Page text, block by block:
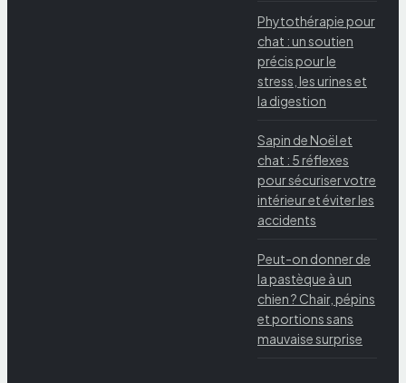
Phytothérapie pour
chat : un soutien
précis pour le
stress, les urines et
la digestion
Sapin de Noël et
chat : 5 réflexes
pour sécuriser votre
intérieur et éviter les
accidents
Peut-on donner de
la pastèque à un
chien ? Chair, pépins
et portions sans
mauvaise surprise